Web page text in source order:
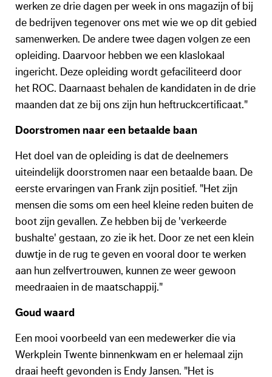
werken ze drie dagen per week in ons magazijn of bij
de bedrijven tegenover ons met wie we op dit gebied
samenwerken. De andere twee dagen volgen ze een
opleiding. Daarvoor hebben we een klaslokaal
ingericht. Deze opleiding wordt gefaciliteerd door
het ROC. Daarnaast behalen de kandidaten in de drie
maanden dat ze bij ons zijn hun heftruckcertificaat."
Doorstromen naar een betaalde baan
Het doel van de opleiding is dat de deelnemers
uiteindelijk doorstromen naar een betaalde baan. De
eerste ervaringen van Frank zijn positief. "Het zijn
mensen die soms om een heel kleine reden buiten de
boot zijn gevallen. Ze hebben bij de 'verkeerde
bushalte' gestaan, zo zie ik het. Door ze net een klein
duwtje in de rug te geven en vooral door te werken
aan hun zelfvertrouwen, kunnen ze weer gewoon
meedraaien in de maatschappij."
Goud waard
Een mooi voorbeeld van een medewerker die via
Werkplein Twente binnenkwam en er helemaal zijn
draai heeft gevonden is Endy Jansen. "Het is